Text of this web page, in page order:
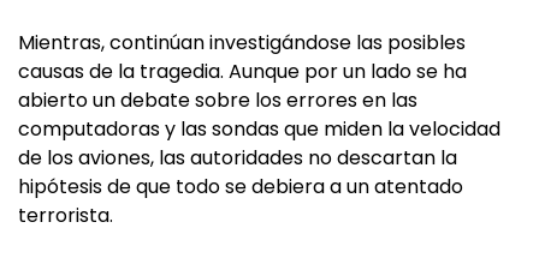
Mientras, continúan investigándose las posibles
causas de la tragedia. Aunque por un lado se ha
abierto un debate sobre los errores en las
computadoras y las sondas que miden la velocidad
de los aviones, las autoridades no descartan la
hipótesis de que todo se debiera a un atentado
terrorista.